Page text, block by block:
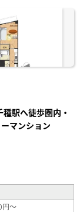
に入
駅へ徒歩圏内・
マンション
円～